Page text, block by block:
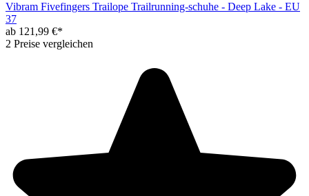
Vibram Fivefingers Trailope Trailrunning-schuhe - Deep Lake - EU
37
ab 121,99 €*
2 Preise vergleichen